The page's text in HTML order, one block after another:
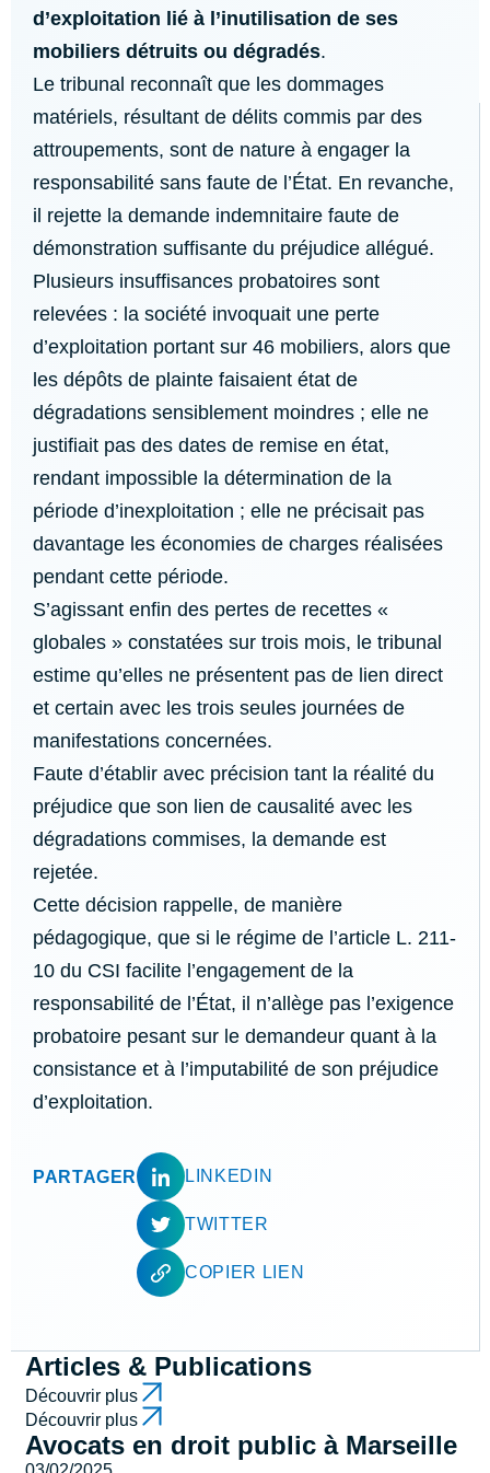
d’exploitation lié à l’inutilisation de ses
mobiliers détruits ou dégradés.
Le tribunal reconnaît que les dommages
matériels, résultant de délits commis par des
attroupements, sont de nature à engager la
responsabilité sans faute de l’État. En revanche,
il rejette la demande indemnitaire faute de
démonstration suffisante du préjudice allégué.
Plusieurs insuffisances probatoires sont
relevées : la société invoquait une perte
d’exploitation portant sur 46 mobiliers, alors que
les dépôts de plainte faisaient état de
dégradations sensiblement moindres ; elle ne
justifiait pas des dates de remise en état,
rendant impossible la détermination de la
période d’inexploitation ; elle ne précisait pas
davantage les économies de charges réalisées
pendant cette période.
S’agissant enfin des pertes de recettes «
globales » constatées sur trois mois, le tribunal
estime qu’elles ne présentent pas de lien direct
et certain avec les trois seules journées de
manifestations concernées.
Faute d’établir avec précision tant la réalité du
préjudice que son lien de causalité avec les
dégradations commises, la demande est
rejetée.
Cette décision rappelle, de manière
pédagogique, que si le régime de l’article L. 211-
10 du CSI facilite l’engagement de la
responsabilité de l’État, il n’allège pas l’exigence
probatoire pesant sur le demandeur quant à la
consistance et à l’imputabilité de son préjudice
d’exploitation.
PARTAGER LINKEDIN
TWITTER
COPIER LIEN
Articles & Publications
Découvrir plus
Découvrir plus
Avocats en droit public à Marseille